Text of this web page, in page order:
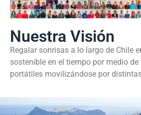
Nuestra Visión
Regalar sonrisas a lo largo de Chile
sostenible en el tiempo por medio
portátiles movilizándose por